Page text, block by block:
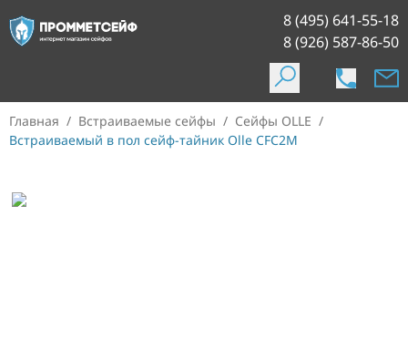
8 (495) 641-55-18
8 (926) 587-86-50
Главная / Встраиваемые сейфы / Сейфы OLLE /
Встраиваемый в пол сейф-тайник Olle CFC2M